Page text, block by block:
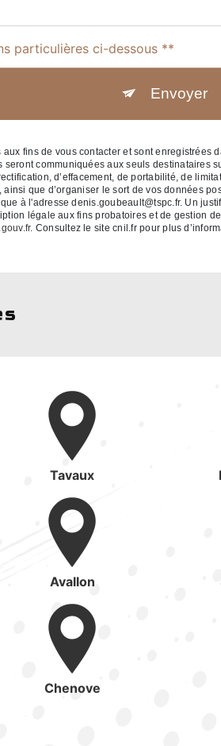
particulières ci-dessous **
Envoyer
fins de vous contacter et sont enregistrées
communiquées aux seuls destinataires
d’effacement, de portabilité, de
que d’organiser le sort de vos données
à l'adresse denis.goubeault@tspc.fr. Un
légale aux fins probatoires et de gestion
. Consultez le site cnil.fr pour plus
Tavaux
Avallon
Chenove